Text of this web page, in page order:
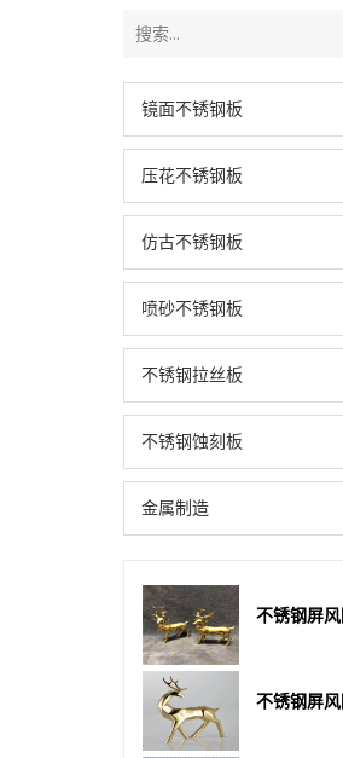
镜面不锈钢板
压花不锈钢板
仿古不锈钢板
喷砂不锈钢板
不锈钢拉丝板
不锈钢蚀刻板
金属制造
不锈钢屏
不锈钢屏